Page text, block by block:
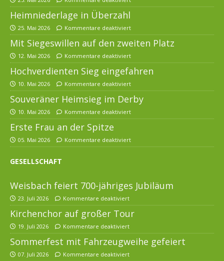
Heimniederlage in Überzahl
25. Mai 2026 Kommentare deaktiviert
Mit Siegeswillen auf den zweiten Platz
12. Mai 2026 Kommentare deaktiviert
Hochverdienten Sieg eingefahren
10. Mai 2026 Kommentare deaktiviert
Souveräner Heimsieg im Derby
10. Mai 2026 Kommentare deaktiviert
Erste Frau an der Spitze
05. Mai 2026 Kommentare deaktiviert
GESELLSCHAFT
Weisbach feiert 700-jähriges Jubiläum
23. Juli 2026 Kommentare deaktiviert
Kirchenchor auf großer Tour
19. Juli 2026 Kommentare deaktiviert
Sommerfest mit Fahrzeugweihe gefeiert
07. Juli 2026 Kommentare deaktiviert